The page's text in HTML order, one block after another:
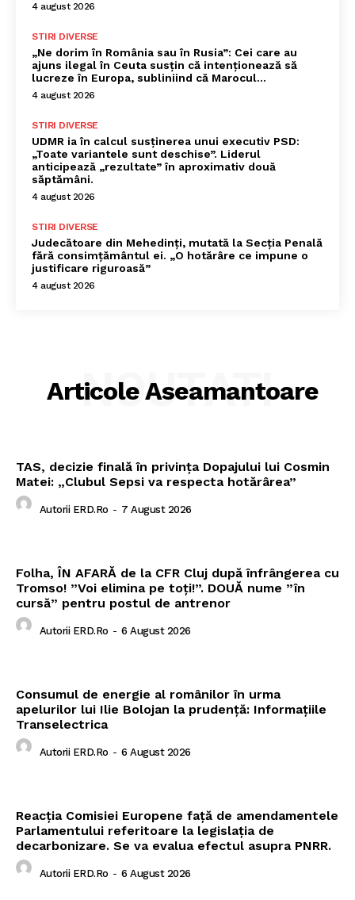
4 august 2026
STIRI DIVERSE
„Ne dorim în România sau în Rusia”: Cei care au
ajuns ilegal în Ceuta susțin că intenționează să
lucreze în Europa, subliniind că Marocul...
4 august 2026
STIRI DIVERSE
UDMR ia în calcul susținerea unui executiv PSD:
„Toate variantele sunt deschise”. Liderul
anticipează „rezultate” în aproximativ două
săptămâni.
4 august 2026
STIRI DIVERSE
Judecătoare din Mehedinți, mutată la Secția Penală
fără consimțământul ei. „O hotărâre ce impune o
justificare riguroasă”
4 august 2026
Articole Aseamantoare
NOUTATI
TAS, decizie finală în privința Dopajului lui Cosmin
Matei: „Clubul Sepsi va respecta hotărârea”
Autorii ERD.ro - 7 August 2026
Folha, ÎN AFARĂ de la CFR Cluj după înfrângerea cu
Tromso! ”Voi elimina pe toți!”. DOUĂ nume ”în
cursă” pentru postul de antrenor
Autorii ERD.ro - 6 August 2026
Consumul de energie al românilor în urma
apelurilor lui Ilie Bolojan la prudență: Informațiile
Transelectrica
Autorii ERD.ro - 6 August 2026
Reacția Comisiei Europene față de amendamentele
Parlamentului referitoare la legislația de
decarbonizare. Se va evalua efectul asupra PNRR.
Autorii ERD.ro - 6 August 2026